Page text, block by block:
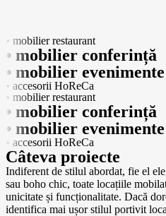
• mobilier restaurant
• mobilier conferință
• mobilier evenimente
• accesorii HoReCa
• mobilier restaurant
• mobilier conferință
• mobilier evenimente
• accesorii HoReCa
Câteva proiecte
Indiferent de stilul abordat, fie el
sau boho chic, toate locațiile
unicitate și funcționalitate. Dacă
identifica mai ușor stilul portivit